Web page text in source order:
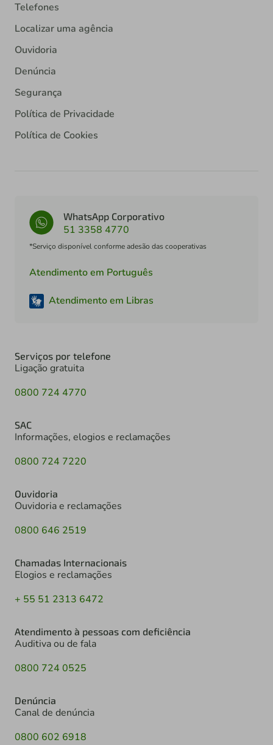
Telefones
Localizar uma agência
Ouvidoria
Denúncia
Segurança
Política de Privacidade
Política de Cookies
WhatsApp Corporativo
51 3358 4770
*Serviço disponível conforme adesão das cooperativas
Atendimento em Português
Atendimento em Libras
Serviços por telefone
Ligação gratuita
0800 724 4770
SAC
Informações, elogios e reclamações
0800 724 7220
Ouvidoria
Ouvidoria e reclamações
0800 646 2519
Chamadas Internacionais
Elogios e reclamações
+ 55 51 2313 6472
Atendimento à pessoas com deficiência
Auditiva ou de fala
0800 724 0525
Denúncia
Canal de denúncia
0800 602 6918